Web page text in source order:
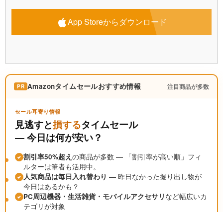
App Storeからダウンロード
PR Amazonタイムセールおすすめ情報 注目商品が多数
セール耳寄り情報
見逃すと損するタイムセール
― 今日は何が安い？
割引率50%超え の商品が多数 ― 「割引率が高い順」フィ
ルターは筆者も活用中。
人気商品は毎日入れ替わり ― 昨日なかった掘り出し物が
今日はあるかも？
PC周辺機器・生活雑貨・モバイルアクセサリ など幅広いカ
テゴリが対象